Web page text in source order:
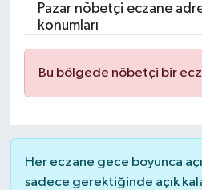
Pazar nöbetçi eczane
konumları
Bu bölgede nöbetçi bir
Her eczane gece boyunca
sadece gerektiğinde açık